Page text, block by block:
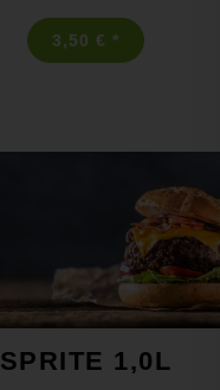
3,50 € *
SPRITE 1,0L